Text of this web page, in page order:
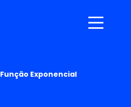
Função Exponencial